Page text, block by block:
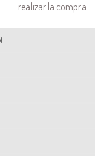
realizar la compra